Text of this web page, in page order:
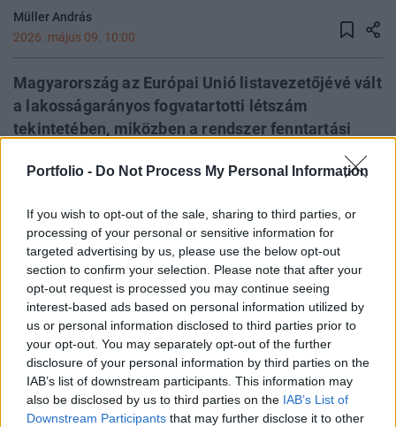
Portfolio - Do Not Process My Personal Information
If you wish to opt-out of the sale, sharing to third parties, or
processing of your personal or sensitive information for
targeted advertising by us, please use the below opt-out
section to confirm your selection. Please note that after your
opt-out request is processed you may continue seeing
interest-based ads based on personal information utilized by
us or personal information disclosed to third parties prior to
your opt-out. You may separately opt-out of the further
disclosure of your personal information by third parties on the
IAB’s list of downstream participants. This information may
also be disclosed by us to third parties on the IAB’s List of
Downstream Participants that may further disclose it to other
Müller András
2026. május 09. 10:00
Magyarország az Európai Unió listavezetőjévé vált
a lakosságarányos fogvatartotti létszám
tekintetében, miközben a rendszer fenntartási
megháromszorozódtak. A férőhelybővítési
csapdát hozott létre, amelyben a fajlagos
kiadások növekedése messze meghaladja az
inflációt. Az új kabinetnek a rendpárti ígéretek és
a költségvetési realitás közötti szűk mezsgyén
kell navigálnia. Az elemzés rávilágít, hogy a
létszámkezelési manőverek önmagukban nem
képesek kezelni a rendszer finanszírozási
válságát.